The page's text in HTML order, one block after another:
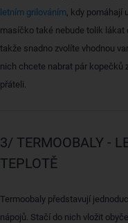
letním grilováním , kdy
masíčko také nebude tolik lákat
takže snadno zvolíte vhodnou
nich chcete nabrat pár kopečků
přáteli.
3/ TERMOOBALY -
TEPLOTĚ
Termoobaly představují
nápojů. Stačí do nich vložit